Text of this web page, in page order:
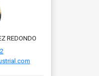
REDONDO